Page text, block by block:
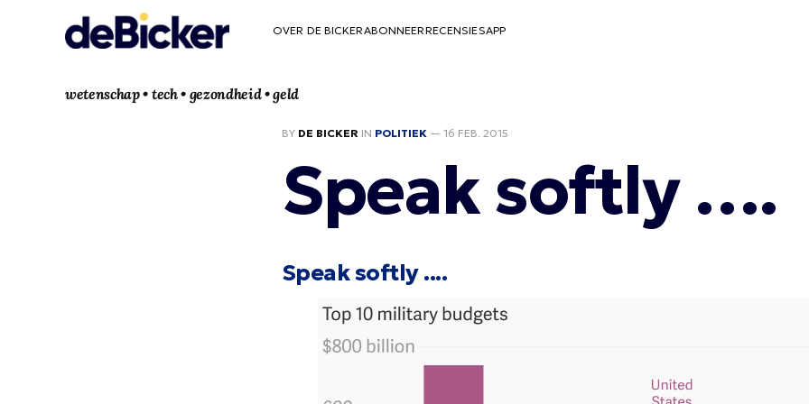
OVER DE BICKERABONNEERRECENSIESAPP
wetenschap • tech • gezondheid • geld
BY DE BICKER IN POLITIEK — 16 FEB. 2015
Speak softly ….
Speak softly ....